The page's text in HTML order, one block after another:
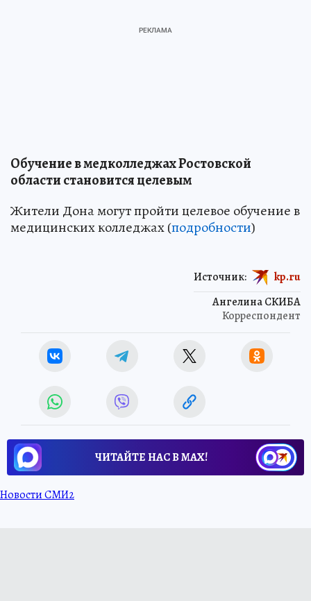
Обучение в медколледжах Ростовской
области становится целевым
Жители Дона могут пройти целевое обучение в
медицинских колледжах (подробности)
Ангелина СКИБА
Корреспондент
Источник: kp.ru
ЧИТАЙТЕ НАС В МАХ!
Новости СМИ2